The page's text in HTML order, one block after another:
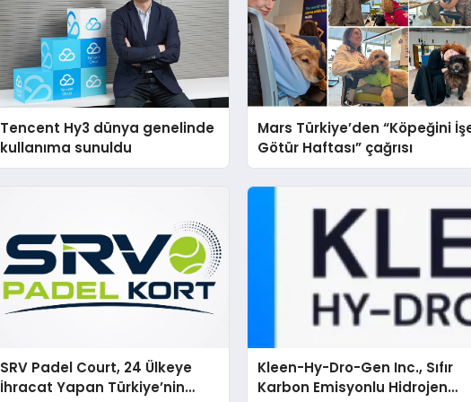
Tencent Hy3 dünya genelinde
kullanıma sunuldu
Mars Türkiye’den “Köpeğini
Götür Haftası” çağrısı
SRV Padel Court, 24 Ülkeye
İhracat Yapan Türkiye’nin
Kleen-Hy-Dro-Gen Inc., Sıfır
Karbon Emisyonlu Hidrojen